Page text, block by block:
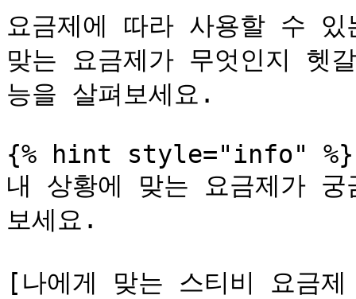
요금제에 따라 사용할 수
맞는 요금제가 무엇인지 헷
능을 살펴보세요.
{% hint style="info" %}
내 상황에 맞는 요금제가
보세요.
[나에게 맞는 스티비 요금